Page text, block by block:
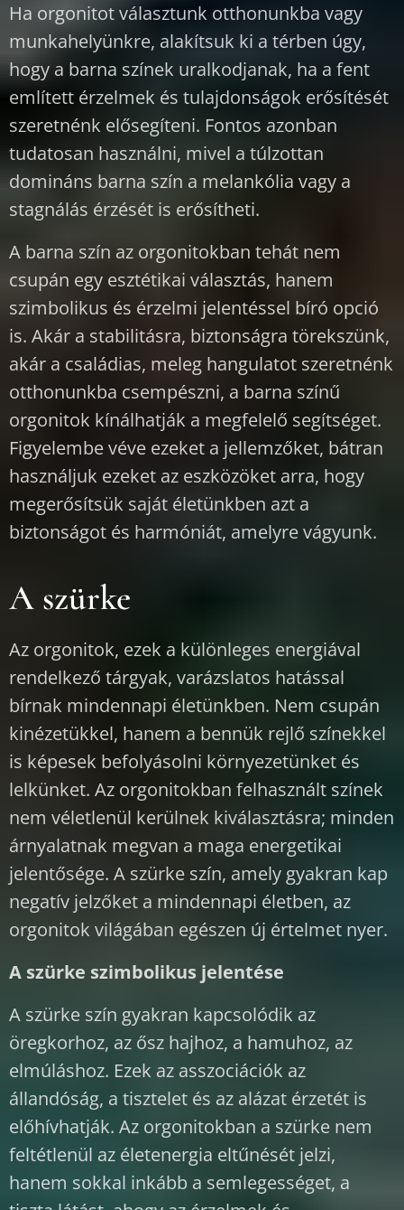
Ha orgonitot választunk otthonunkba vagy
munkahelyünkre, alakítsuk ki a térben úgy,
hogy a barna színek uralkodjanak, ha a fent
említett érzelmek és tulajdonságok erősítését
szeretnénk elősegíteni. Fontos azonban
tudatosan használni, mivel a túlzottan
domináns barna szín a melankólia vagy a
stagnálás érzését is erősítheti.
A barna szín az orgonitokban tehát nem
csupán egy esztétikai választás, hanem
szimbolikus és érzelmi jelentéssel bíró opció
is. Akár a stabilitásra, biztonságra törekszünk,
akár a családias, meleg hangulatot szeretnénk
otthonunkba csempészni, a barna színű
orgonitok kínálhatják a megfelelő segítséget.
Figyelembe véve ezeket a jellemzőket, bátran
használjuk ezeket az eszközöket arra, hogy
megerősítsük saját életünkben azt a
biztonságot és harmóniát, amelyre vágyunk.
A szürke
Az orgonitok, ezek a különleges energiával
rendelkező tárgyak, varázslatos hatással
bírnak mindennapi életünkben. Nem csupán
kinézetükkel, hanem a bennük rejlő színekkel
is képesek befolyásolni környezetünket és
lelkünket. Az orgonitokban felhasznált színek
nem véletlenül kerülnek kiválasztásra; minden
árnyalatnak megvan a maga energetikai
jelentősége. A szürke szín, amely gyakran kap
negatív jelzőket a mindennapi életben, az
orgonitok világában egészen új értelmet nyer.
A szürke szimbolikus jelentése
A szürke szín gyakran kapcsolódik az
öregkorhoz, az ősz hajhoz, a hamuhoz, az
elmúláshoz. Ezek az asszociációk az
állandóság, a tisztelet és az alázat érzetét is
előhívhatják. Az orgonitokban a szürke nem
feltétlenül az életenergia eltűnését jelzi,
hanem sokkal inkább a semlegességet, a